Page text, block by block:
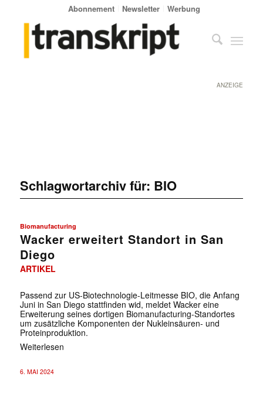
Abonnement Newsletter Werbung
ANZEIGE
Schlagwortarchiv für: BIO
Biomanufacturing
Wacker erweitert Standort in San
Diego
ARTIKEL
Passend zur US-Biotechnologie-Leitmesse BIO, die Anfang
Juni in San Diego stattfinden wid, meldet Wacker eine
Erweiterung seines dortigen Biomanufacturing-Standortes
um zusätzliche Komponenten der Nukleinsäuren- und
Proteinproduktion.
Weiterlesen
6. MAI 2024